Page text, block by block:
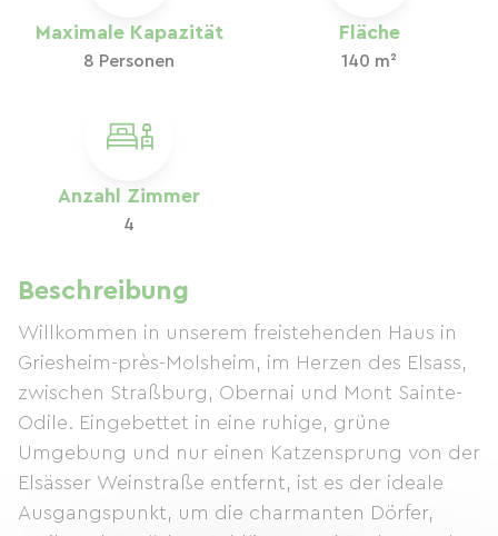
Maximale Kapazität
8 Personen
Fläche
140 m²
Anzahl Zimmer
4
Beschreibung
Willkommen in unserem freistehenden Haus in
Griesheim-près-Molsheim, im Herzen des Elsass,
zwischen Straßburg, Obernai und Mont Sainte-
Odile. Eingebettet in eine ruhige, grüne
Umgebung und nur einen Katzensprung von der
Elsässer Weinstraße entfernt, ist es der ideale
Ausgangspunkt, um die charmanten Dörfer,